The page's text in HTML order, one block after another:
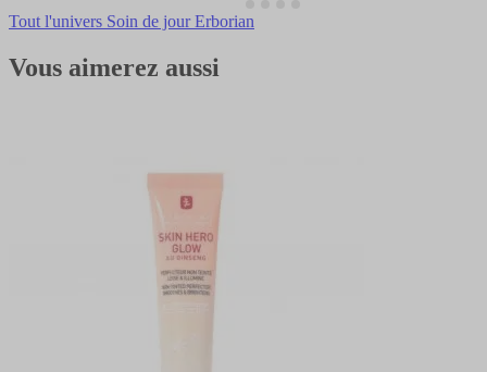
Tout l'univers Soin de jour Erborian
Vous aimerez aussi